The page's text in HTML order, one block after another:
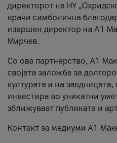
директорот на НУ
врачи симболична
извршен директор на A1
Мирчев.
Со ова партнерство, A1
својата заложба за
културата и на
инвестира во уникатни
зближуваат публиката и
Контакт за медиуми А1